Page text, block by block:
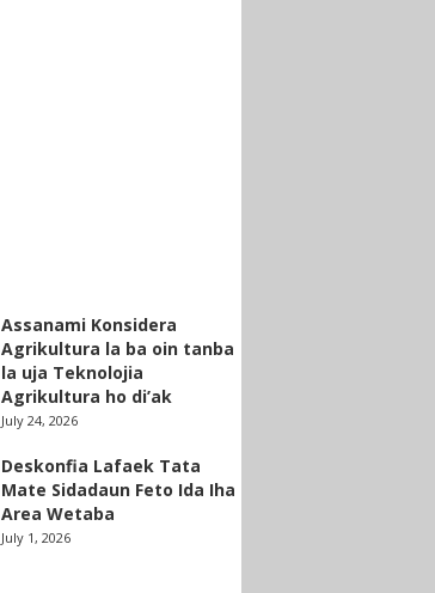
Assanami Konsidera
Agrikultura la ba oin tanba
la uja Teknolojia
Agrikultura ho di’ak
July 24, 2026
Deskonfia Lafaek Tata
Mate Sidadaun Feto Ida Iha
Area Wetaba
July 1, 2026